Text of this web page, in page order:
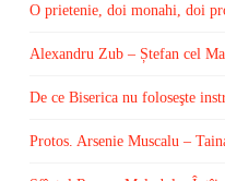
O prietenie, doi monahi, doi
Alexandru Zub – Ștefan cel
De ce Biserica nu foloseşte
Protos. Arsenie Muscalu –